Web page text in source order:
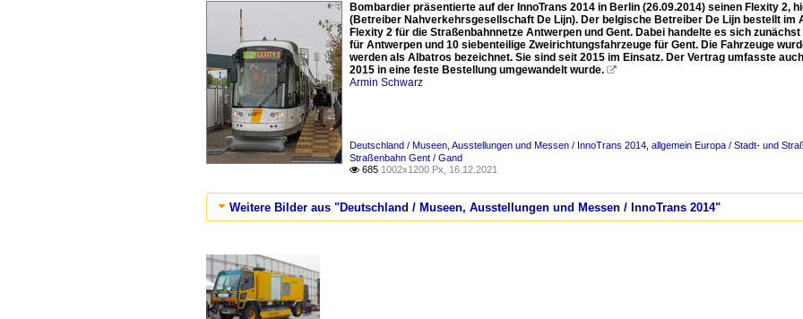
Bombardier präsentierte auf der InnoTrans 2014 in Berlin (26.09.2014) seinen Flexity 2,
(Betreiber Nahverkehrsgesellschaft De Lijn). Der belgische Betreiber De Lijn bestellt im
Flexity 2 für die Straßenbahnnetze Antwerpen und Gent. Dabei handelte es sich
für Antwerpen und 10 siebenteilige Zweirichtungsfahrzeuge für Gent. Die Fahrzeuge
werden als Albatros bezeichnet. Sie sind seit 2015 im Einsatz. Der Vertrag umfasste
2015 in eine feste Bestellung umgewandelt wurde. 
Armin Schwarz
Deutschland / Museen, Ausstellungen und Messen / InnoTrans 2014 allgemein Europa / Stadt- und
Straßenbahn Gent / Gand
 685 1002x1200 Px, 16.12.2021
Weitere Bilder aus "Deutschland / Museen, Ausstellungen und Messen / InnoTrans 2014"